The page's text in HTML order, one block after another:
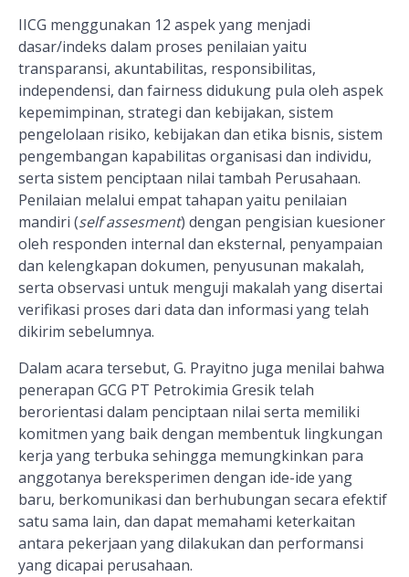
IICG menggunakan 12 aspek yang menjadi
dasar/indeks dalam proses penilaian yaitu
transparansi, akuntabilitas, responsibilitas,
independensi, dan fairness didukung pula oleh aspek
kepemimpinan, strategi dan kebijakan, sistem
pengelolaan risiko, kebijakan dan etika bisnis, sistem
pengembangan kapabilitas organisasi dan individu,
serta sistem penciptaan nilai tambah Perusahaan.
Penilaian melalui empat tahapan yaitu penilaian
mandiri (self assesment) dengan pengisian kuesioner
oleh responden internal dan eksternal, penyampaian
dan kelengkapan dokumen, penyusunan makalah,
serta observasi untuk menguji makalah yang disertai
verifikasi proses dari data dan informasi yang telah
dikirim sebelumnya.
Dalam acara tersebut, G. Prayitno juga menilai bahwa
penerapan GCG PT Petrokimia Gresik telah
berorientasi dalam penciptaan nilai serta memiliki
komitmen yang baik dengan membentuk lingkungan
kerja yang terbuka sehingga memungkinkan para
anggotanya bereksperimen dengan ide-ide yang
baru, berkomunikasi dan berhubungan secara efektif
satu sama lain, dan dapat memahami keterkaitan
antara pekerjaan yang dilakukan dan performansi
yang dicapai perusahaan.